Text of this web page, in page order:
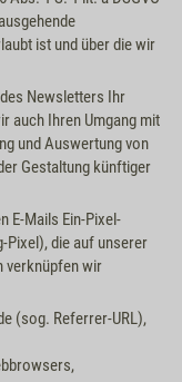
ist und über die wir
Newsletters Ihr
auch Ihren Umgang mit
und Auswertung von
Gestaltung künftiger
E-Mails Ein-Pixel-
Pixel), die auf unserer
verknüpfen wir
(sog. Referrer-URL),